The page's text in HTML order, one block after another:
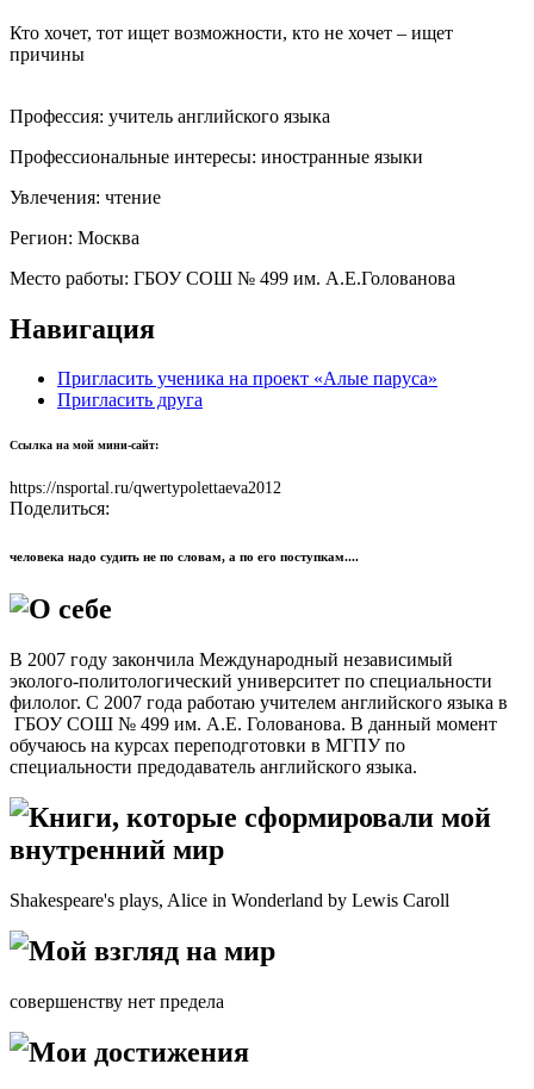
Кто хочет, тот ищет возможности, кто не хочет – ищет
причины
Профессия: учитель английского языка
Профессиональные интересы: иностранные языки
Увлечения: чтение
Регион: Москва
Место работы: ГБОУ СОШ № 499 им. А.Е.Голованова
Навигация
Пригласить ученика на проект «Алые паруса»
Пригласить друга
Ссылка на мой мини-сайт:
https://nsportal.ru/qwertypolettaeva2012
Поделиться:
человека надо судить не по словам, а по его поступкам....
О себе
В 2007 году закончила Международный независимый
эколого-политологический университет по специальности
филолог. С 2007 года работаю учителем английского языка в
ГБОУ СОШ № 499 им. А.Е. Голованова. В данный момент
обучаюсь на курсах переподготовки в МГПУ по
специальности предодаватель английского языка.
Книги, которые сформировали мой
внутренний мир
Shakespeare's plays, Alice in Wonderland by Lewis Caroll
Мой взгляд на мир
совершенству нет предела
Мои достижения